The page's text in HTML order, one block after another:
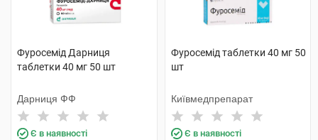
Фуросемід Дарниця
таблетки 40 мг 50 шт
Дарниця ФФ
Є в наявності
Фуросемід таблетки 40 мг 50
шт
Київмедпрепарат
Є в наявності